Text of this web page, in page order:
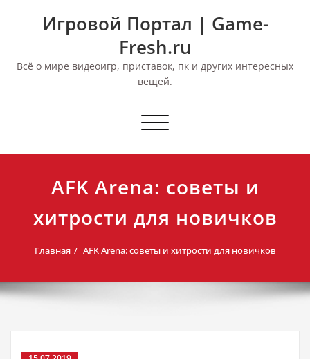
Игровой Портал | Game-
Fresh.ru
Всё о мире видеоигр, приставок, пк и других интересных
вещей.
Переключить
AFK Arena: советы и
хитрости для новичков
Главная AFK Arena: советы и хитрости для новичков